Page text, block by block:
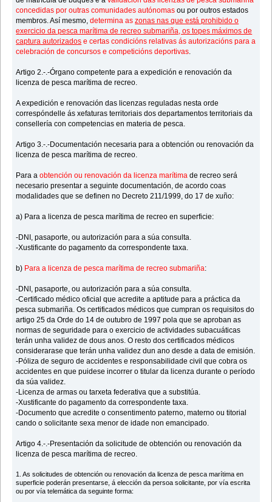
concedidas por outras comunidades autónomas ou por outros estados
membros. Así mesmo,determina aszonas nas que está prohibido o
exercicio da pesca marítima de recreo submariña, os topes máximos de
captura autorizados e certas condicións relativas ás autorizacións para a
celebración de concursos e competicións deportivas.
Artigo 2.-.-Órgano competente para a expedición e renovación da
licenza de pesca marítima de recreo.
A expedición e renovación das licenzas reguladas nesta orde
correspóndelle ás xefaturas territoriais dos departamentos territoriais da
consellería con competencias en materia de pesca.
Artigo 3.-.-Documentación necesaria para a obtención ou renovación da
licenza de pesca marítima de recreo.
Para aobtención ou renovación da licenza marítima de recreo será
necesario presentar a seguinte documentación, de acordo coas
modalidades que se definen no Decreto 211/1999, do 17 de xuño:
a) Para a licenza de pesca marítima de recreo en superficie:
-DNI, pasaporte, ou autorización para a súa consulta.
-Xustificante do pagamento da correspondente taxa.
b) Para a licenza de pesca marítima de recreo submariña:
-DNI, pasaporte, ou autorización para a súa consulta.
-Certificado médico oficial que acredite a aptitude para a práctica da
pesca submariña. Os certificados médicos que cumpran os requisitos do
artigo 25 da Orde do 14 de outubro de 1997 pola que se aproban as
normas de seguridade para o exercicio de actividades subacuáticas
terán unha validez de dous anos. O resto dos certificados médicos
considerarase que terán unha validez dun ano desde a data de emisión.
-Póliza de seguro de accidentes e responsabilidade civil que cobra os
accidentes en que puidese incorrer o titular da licenza durante o período
da súa validez.
-Licenza de armas ou tarxeta federativa que a substitúa.
-Xustificante do pagamento da correspondente taxa.
-Documento que acredite o consentimento paterno, materno ou titorial
cando o solicitante sexa menor de idade non emancipado.
Artigo 4.-.-Presentación da solicitude de obtención ou renovación da
licenza de pesca marítima de recreo.
1. As solicitudes de obtención ou renovación da licenza de pesca marítima en
superficie poderán presentarse, á elección da persoa solicitante, por vía escrita
ou por vía telemática da seguinte forma: